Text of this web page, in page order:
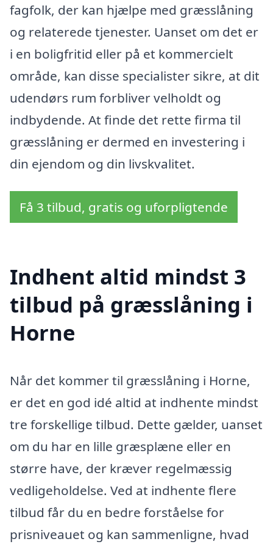
fagfolk, der kan hjælpe med græsslåning
og relaterede tjenester. Uanset om det er
i en boligfritid eller på et kommercielt
område, kan disse specialister sikre, at dit
udendørs rum forbliver velholdt og
indbydende. At finde det rette firma til
græsslåning er dermed en investering i
din ejendom og din livskvalitet.
Få 3 tilbud, gratis og uforpligtende
Indhent altid mindst 3
tilbud på græsslåning i
Horne
Når det kommer til græsslåning i Horne,
er det en god idé altid at indhente mindst
tre forskellige tilbud. Dette gælder, uanset
om du har en lille græsplæne eller en
større have, der kræver regelmæssig
vedligeholdelse. Ved at indhente flere
tilbud får du en bedre forståelse for
prisniveauet og kan sammenligne, hvad